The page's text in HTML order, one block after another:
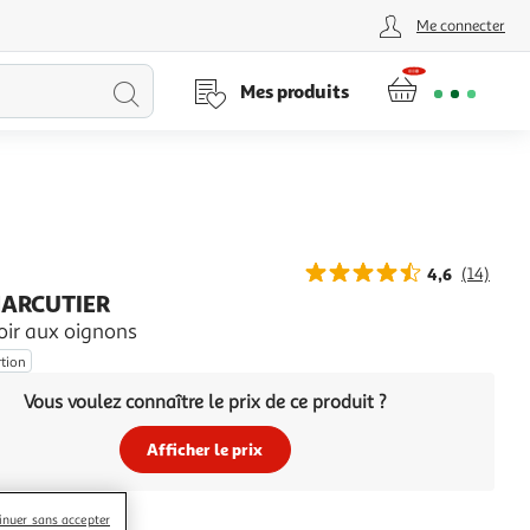
Me connecter
Lancer
Mes produits
4,6 (14)
aux oignons
Vous voulez connaître le prix de ce produit ?
Afficher le prix
sans accepter